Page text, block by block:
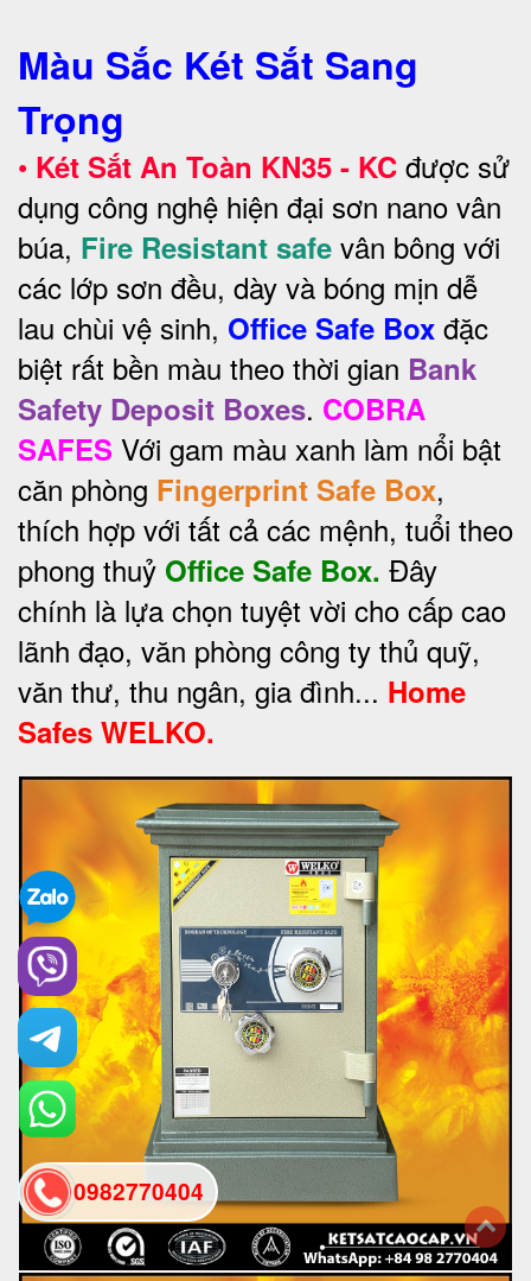
Màu Sắc Két Sắt Sang
Trọng
• Két Sắt An Toàn KN35 - KC được sử
dụng công nghệ hiện đại sơn nano vân
búa, Fire Resistant safe vân bông với
các lớp sơn đều, dày và bóng mịn dễ
lau chùi vệ sinh, Office Safe Box đặc
biệt rất bền màu theo thời gian Bank
Safety Deposit Boxes. COBRA
SAFES Với gam màu xanh làm nổi bật
căn phòng Fingerprint Safe Box,
thích hợp với tất cả các mệnh, tuổi theo
phong thuỷ Office Safe Box. Đây
chính là lựa chọn tuyệt vời cho cấp cao
lãnh đạo, văn phòng công ty thủ quỹ,
văn thư, thu ngân, gia đình... Home
Safes WELKO.
0982770404
back